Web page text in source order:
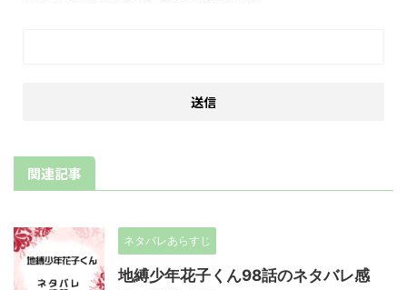
関連記事
ネタバレあらすじ
地縛少年花子くん98話のネタバレ感